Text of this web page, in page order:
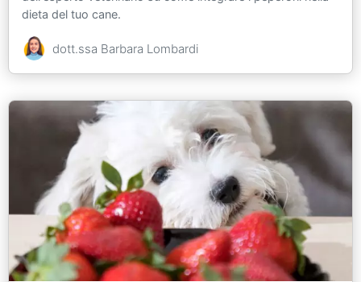
dieta del tuo cane.
dott.ssa Barbara Lombardi